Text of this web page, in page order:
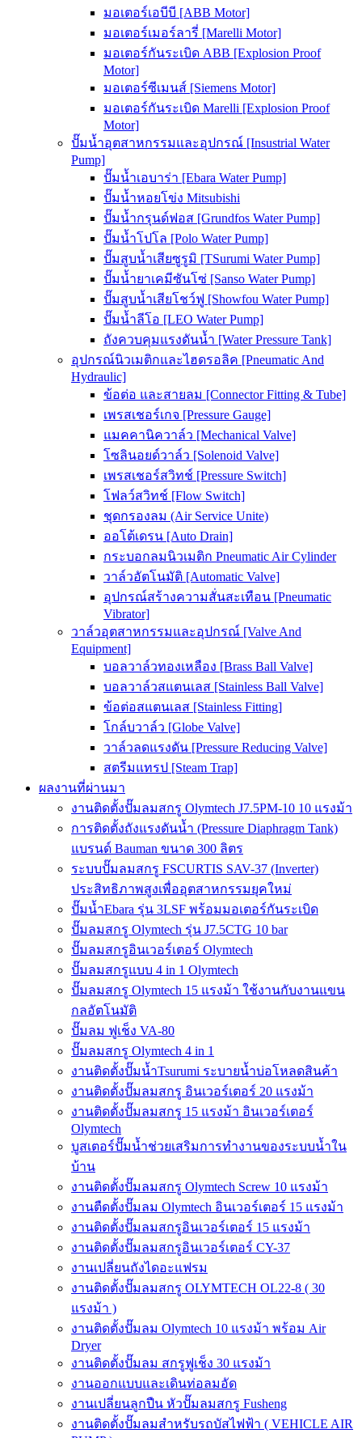
มอเตอร์เอบีบี [ABB Motor]
มอเตอร์เมอร์ลารี่ [Marelli Motor]
มอเตอร์กันระเบิด ABB [Explosion Proof
Motor]
มอเตอร์ซีเมนส์ [Siemens Motor]
มอเตอร์กันระเบิด Marelli [Explosion Proof
Motor]
ปั๊มน้ำอุตสาหกรรมและอุปกรณ์ [Insustrial Water
Pump]
ปั๊มน้ำเอบาร่า [Ebara Water Pump]
ปั๊มน้ำหอยโข่ง Mitsubishi
ปั๊มน้ำกรุนด์ฟอส [Grundfos Water Pump]
ปั๊มน้ำโปโล [Polo Water Pump]
ปั๊มสูบน้ำเสียซูรูมิ [TSurumi Water Pump]
ปั๊มน้ำยาเคมีซันโซ่ [Sanso Water Pump]
ปั๊มสูบน้ำเสียโชว์ฟู [Showfou Water Pump]
ปั๊มน้ำลีโอ [LEO Water Pump]
ถังควบคุมแรงดันน้ำ [Water Pressure Tank]
อุปกรณ์นิวเมติกและไฮดรอลิค [Pneumatic And
Hydraulic]
ข้อต่อ และสายลม [Connector Fitting & Tube]
เพรสเชอร์เกจ [Pressure Gauge]
แมคคานิควาล์ว [Mechanical Valve]
โซลินอยด์วาล์ว [Solenoid Valve]
เพรสเชอร์สวิทช์ [Pressure Switch]
โฟลว์สวิทช์ [Flow Switch]
ชุดกรองลม (Air Service Unite)
ออโต้เดรน [Auto Drain]
กระบอกลมนิวเมติก Pneumatic Air Cylinder
วาล์วอัตโนมัติ [Automatic Valve]
อุปกรณ์สร้างความสั่นสะเทือน [Pneumatic
Vibrator]
วาล์วอุตสาหกรรมและอุปกรณ์ [Valve And
Equipment]
บอลวาล์วทองเหลือง [Brass Ball Valve]
บอลวาล์วสแตนเลส [Stainless Ball Valve]
ข้อต่อสแตนเลส [Stainless Fitting]
โกล์บวาล์ว [Globe Valve]
วาล์วลดแรงดัน [Pressure Reducing Valve]
สตรีมแทรป [Steam Trap]
ผลงานที่ผ่านมา
งานติดตั้งปั๊มลมสกรู Olymtech J7.5PM-10 10 แรงม้า
การติดตั้งถังแรงดันน้ำ (Pressure Diaphragm Tank)
แบรนด์ Bauman ขนาด 300 ลิตร
ระบบปั๊มลมสกรู FSCURTIS SAV-37 (Inverter)
ประสิทธิภาพสูงเพื่ออุตสาหกรรมยุคใหม่
ปั๊มน้ำEbara รุ่น 3LSF พร้อมมอเตอร์กันระเบิด
ปั๊มลมสกรู Olymtech รุ่น J7.5CTG 10 bar
ปั๊มลมสกรูอินเวอร์เตอร์ Olymtech
ปั๊มลมสกรูแบบ 4 in 1 Olymtech
ปั๊มลมสกรู Olymtech 15 แรงม้า ใช้งานกับงานแขน
กลอัตโนมัติ
ปั๊มลม ฟูเช็ง VA-80
ปั๊มลมสกรู Olymtech 4 in 1
งานติดตั้งปั๊มน้ำTsurumi ระบายน้ำบ่อโหลดสินค้า
งานติดตั้งปั๊มลมสกรู อินเวอร์เตอร์ 20 แรงม้า
งานติดตั้งปั๊มลมสกรู 15 แรงม้า อินเวอร์เตอร์
Olymtech
บูสเตอร์ปั๊มน้ำช่วยเสริมการทำงานของระบบน้ำใน
บ้าน
งานติดตั้งปั๊มลมสกรู Olymtech Screw 10 แรงม้า
งานตืดตั้งปั๊มลม Olymtech อินเวอร์เตอร์ 15 แรงม้า
งานติดตั้งปั๊มลมสกรูอินเวอร์เตอร์ 15 แรงม้า
งานติดตั้งปั๊มลมสกรูอินเวอร์เตอร์ CY-37
งานเปลี่ยนถังไดอะแฟรม
งานติดตั้งปั๊มลมสกรู OLYMTECH OL22-8 ( 30
แรงม้า )
งานติดตั้งปั๊มลม Olymtech 10 แรงม้า พร้อม Air
Dryer
งานติดตั้งปั๊มลม สกรูฟูเช็ง 30 แรงม้า
งานออกแบบและเดินท่อลมอัด
งานเปลี่ยนลูกปืน หัวปั๊มลมสกรู Fusheng
งานติดตั้งปั๊มลมสำหรับรถบัสไฟฟ้า ( VEHICLE AIR